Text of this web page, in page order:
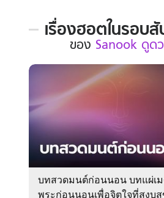
เรื่องฮอตในรอบ
เรื่อง
ใน
รอบ
ของ
Sanook
ดูด
ของ Sanook ดูด
บทสวดมนต์ก่อนนอน บทแผ่เ
พระก่อนนอนเพื่อจิตใจที่สงบ